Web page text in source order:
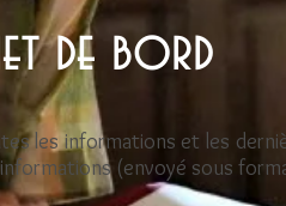
de bord
les informations et les
(envoyé sous